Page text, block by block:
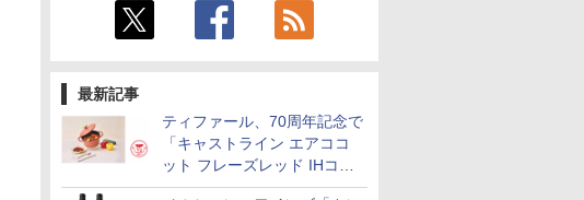
最新記事
ティファール、70周年記念で
「キャストライン エアココ
ット フレーズレッド IHココ
ット鍋 24cm」数量限定発売